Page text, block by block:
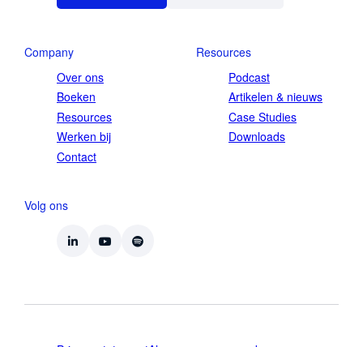
Company
Over ons
Boeken
Resources
Werken bij
Contact
Resources
Podcast
Artikelen & nieuws
Case Studies
Downloads
Volg ons